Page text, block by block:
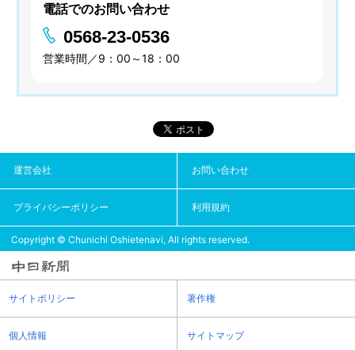
電話でのお問い合わせ
0568-23-0536
営業時間／9：00～18：00
運営会社 お問い合わせ
プライバシーポリシー 利用規約
Copyright © Chunichi Oshietenavi, All rights reserved.
サイトポリシー 著作権
個人情報 サイトマップ